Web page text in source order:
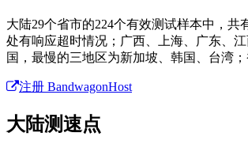
大陆29个省市的224个有效测试样本中，
处有响应超时情况；广西、上海、广东、
国，最慢的三地区为新加坡、韩国、台湾；
注册 BandwagonHost
大陆测速点